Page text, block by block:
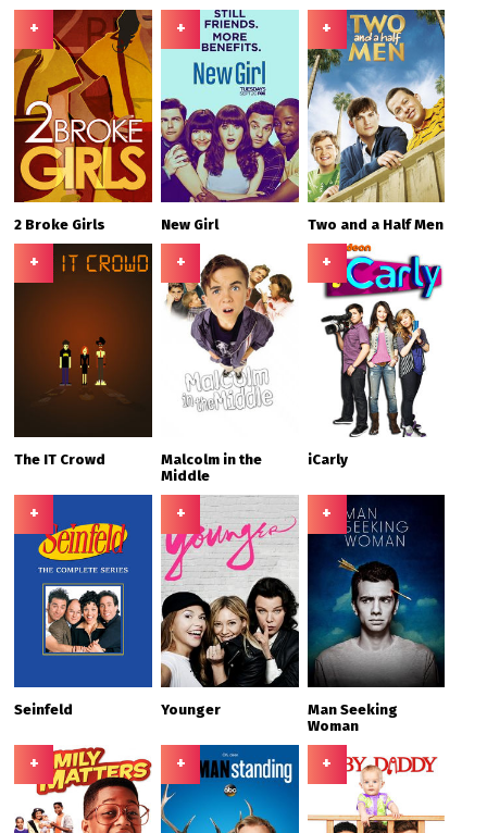
+
2 Broke Girls
+
New Girl
+
Two and a Half Men
+
The IT Crowd
+
Malcolm in the
Middle
+
iCarly
+
Seinfeld
+
Younger
+
Man Seeking
Woman
+ + +